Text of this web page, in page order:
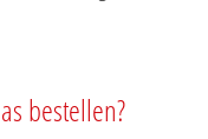
bestellen?